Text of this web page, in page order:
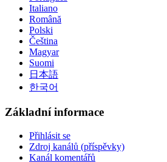
Italiano
Română
Polski
Čeština
Magyar
Suomi
日本語
한국어
Základní informace
Přihlásit se
Zdroj kanálů (příspěvky)
Kanál komentářů